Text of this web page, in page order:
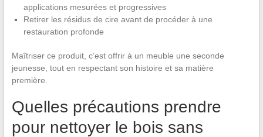
applications mesurées et progressives
Retirer les résidus de cire avant de procéder à une
restauration profonde
Maîtriser ce produit, c’est offrir à un meuble une seconde
jeunesse, tout en respectant son histoire et sa matière
première.
Quelles précautions prendre
pour nettoyer le bois sans